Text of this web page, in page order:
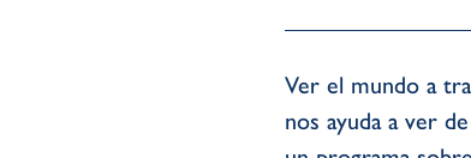
Ver el mundo a
nos ayuda a ver